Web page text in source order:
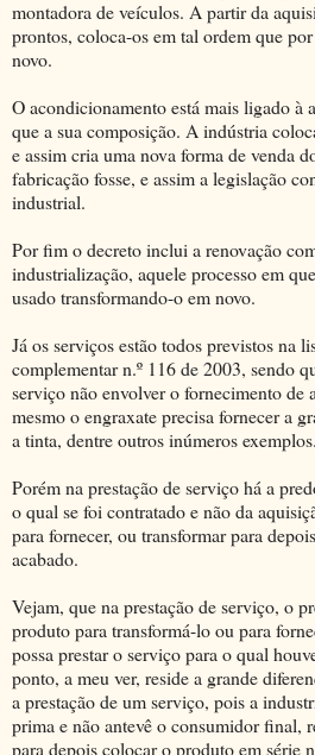
montadora de veículos. A partir da
prontos, coloca-os em tal ordem que
novo.
O acondicionamento está mais ligado à
que a sua composição. A indústria
e assim cria uma nova forma de venda
fabricação fosse, e assim a legislação
industrial.
Por fim o decreto inclui a renovação
industrialização, aquele processo em
usado transformando-o em novo.
Já os serviços estão todos previstos na
complementar n.º 116 de 2003, sendo
serviço não envolver o fornecimento de
mesmo o engraxate precisa fornecer a
a tinta, dentre outros inúmeros exemplos.
Porém na prestação de serviço há a
o qual se foi contratado e não da
para fornecer, ou transformar para
acabado.
Vejam, que na prestação de serviço, o
produto para transformá-lo ou para
possa prestar o serviço para o qual
ponto, a meu ver, reside a grande
a prestação de um serviço, pois a
prima e não antevê o consumidor final,
para depois colocar o produto em série